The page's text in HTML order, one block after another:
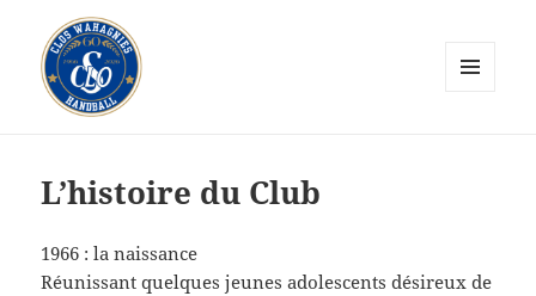
L’histoire du Club
1966 : la naissance
Réunissant quelques jeunes adolescents désireux de